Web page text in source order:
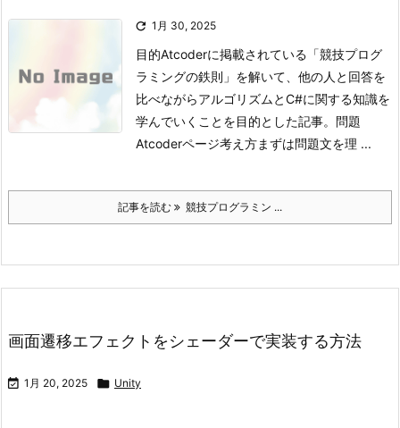
 1月 30, 2025
目的Atcoderに掲載されている「競技プログ
ラミングの鉄則」を解いて、他の人と回答を
比べながらアルゴリズムとC#に関する知識を
学んでいくことを目的とした記事。 問題
Atcoderページ考え方まずは問題文を理 ...
記事を読む 競技プログラミン ...
画面遷移エフェクトをシェーダーで実装する方法
 1月 20, 2025  Unity